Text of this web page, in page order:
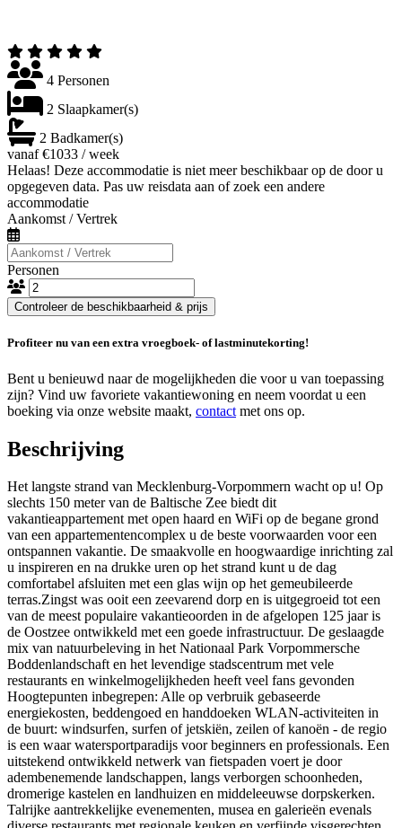
4 Personen
2 Slaapkamer(s)
2 Badkamer(s)
vanaf €1033 / week
Helaas! Deze accommodatie is niet meer beschikbaar op de door u
opgegeven data. Pas uw reisdata aan of zoek een andere
accommodatie
Aankomst / Vertrek
Personen
Controleer de beschikbaarheid & prijs
Profiteer nu van een extra vroegboek- of lastminutekorting!
Bent u benieuwd naar de mogelijkheden die voor u van toepassing
zijn? Vind uw favoriete vakantiewoning en neem voordat u een
boeking via onze website maakt, contact met ons op.
Beschrijving
Het langste strand van Mecklenburg-Vorpommern wacht op u! Op
slechts 150 meter van de Baltische Zee biedt dit
vakantieappartement met open haard en WiFi op de begane grond
van een appartementencomplex u de beste voorwaarden voor een
ontspannen vakantie. De smaakvolle en hoogwaardige inrichting zal
u inspireren en na drukke uren op het strand kunt u de dag
comfortabel afsluiten met een glas wijn op het gemeubileerde
terras.Zingst was ooit een zeevarend dorp en is uitgegroeid tot een
van de meest populaire vakantieoorden in de afgelopen 125 jaar is
de Oostzee ontwikkeld met een goede infrastructuur. De geslaagde
mix van natuurbeleving in het Nationaal Park Vorpommersche
Boddenlandschaft en het levendige stadscentrum met vele
restaurants en winkelmogelijkheden heeft veel fans gevonden
Hoogtepunten inbegrepen: Alle op verbruik gebaseerde
energiekosten, beddengoed en handdoeken WLAN-activiteiten in
de buurt: windsurfen, surfen of jetskiën, zeilen of kanoën - de regio
is een waar watersportparadijs voor beginners en professionals. Een
uitstekend ontwikkeld netwerk van fietspaden voert je door
adembenemende landschappen, langs verborgen schoonheden,
dromerige kastelen en landhuizen en middeleeuwse dorpskerken.
Talrijke aantrekkelijke evenementen, musea en galerieën evenals